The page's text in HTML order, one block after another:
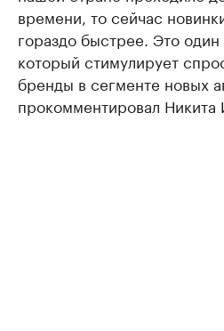
времени, то сейчас
гораздо быстрее. Это один
который стимулирует
бренды в сегменте новых
прокомментировал Никита